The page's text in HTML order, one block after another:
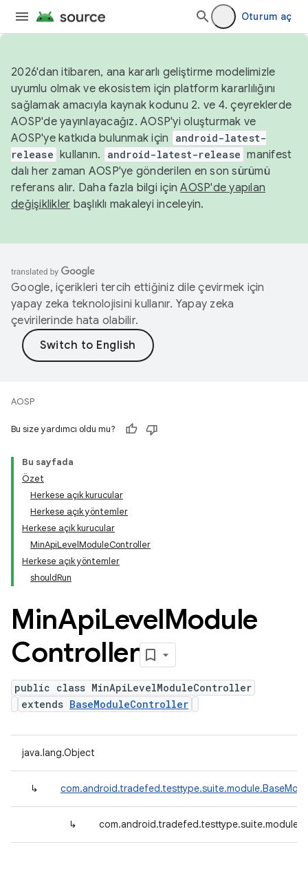
Oturum aç
2026'dan itibaren, ana kararlı geliştirme modelimizle
uyumlu olmak ve ekosistem için platform kararlılığını
sağlamak amacıyla kaynak kodunu 2. ve 4. çeyreklerde
AOSP'de yayınlayacağız. AOSP'yi oluşturmak ve
AOSP'ye katkıda bulunmak için
android-latest-
release kullanın. android-latest-release manifest
dalı her zaman AOSP'ye gönderilen en son sürümü
referans alır. Daha fazla bilgi içinAOSP'de yapılan
değişiklikler başlıklı makaleyi inceleyin.
Google, içerikleri tercih ettiğiniz dile çevirmek için
yapay zeka teknolojisini kullanır. Yapay zeka
çevirilerinde hata olabilir.
AOSP
Bu size yardımcı oldu mu?
Bu sayfada
Özet
Herkese açık kurucular
Herkese açık yöntemler
Herkese açık kurucular
MinApiLevelModuleController
Herkese açık yöntemler
shouldRun
MinApiLevelModule
Controller
public class MinApiLevelModuleController
extends BaseModuleController
java.lang.Object
↳
↳